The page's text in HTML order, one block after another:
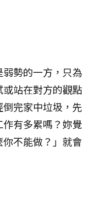
勢的一方，只為
站在對方的觀點
完家中垃圾，先
有多累嗎？妳覺
不能做？」就會